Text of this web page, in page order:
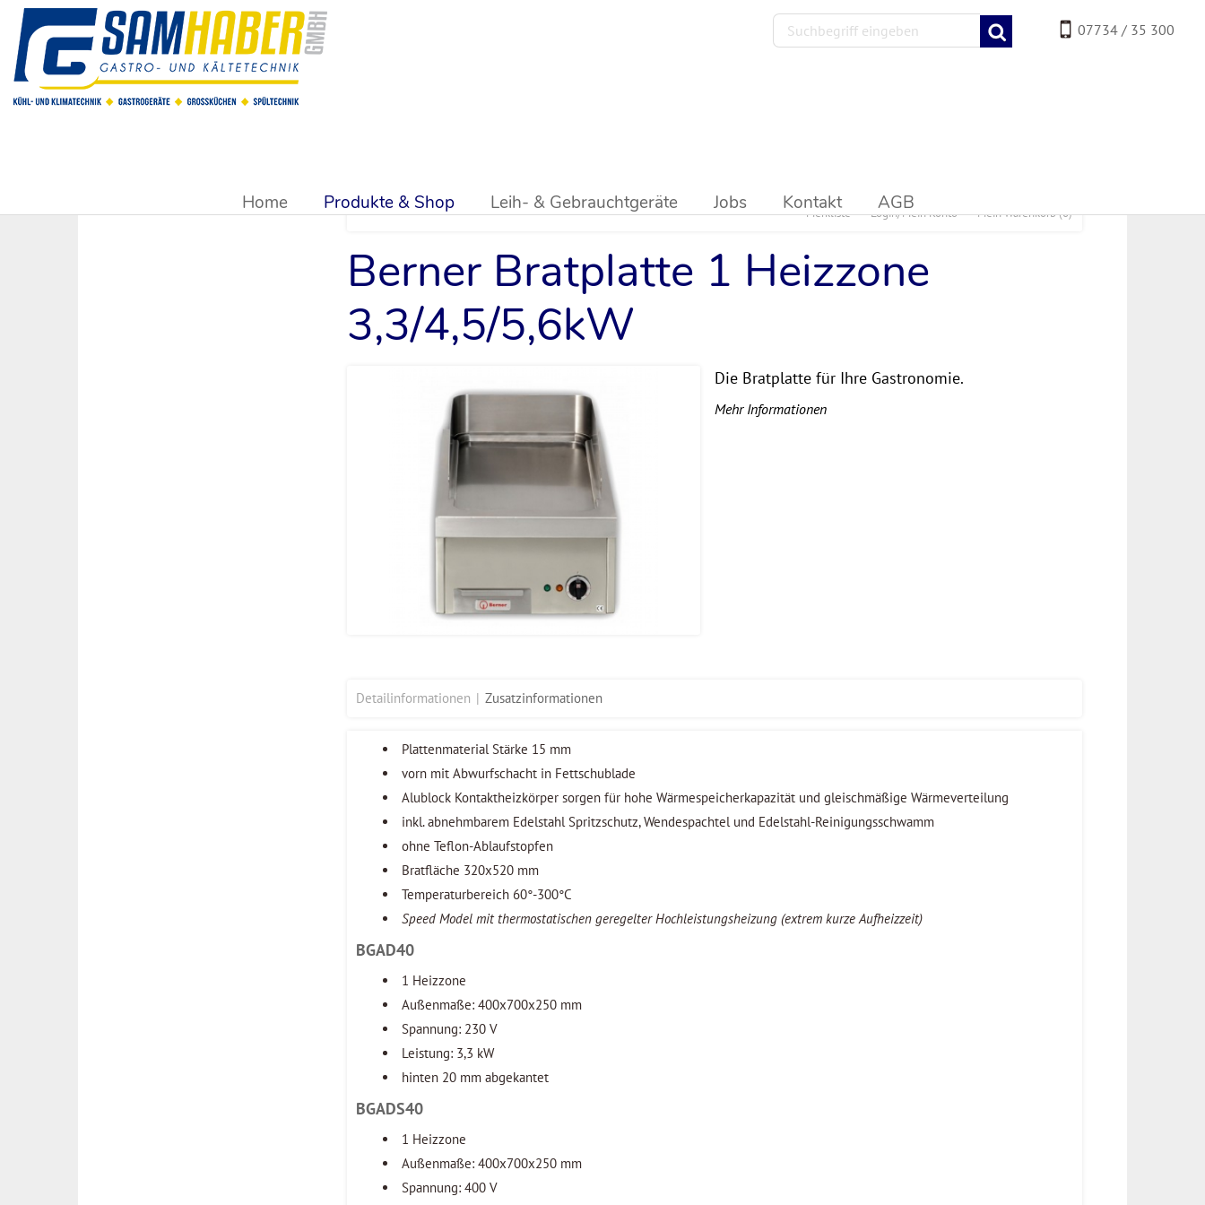
07734 / 35 300
Home Produkte & Shop Leih- & Gebrauchtgeräte Jobs Kontakt AGB Mein Warenkorb(0)
Login/Mein Konto
Merkliste
Berner Bratplatte 1 Heizzone
3,3/4,5/5,6kW
Die Bratplatte für Ihre Gastronomie.
Mehr Informationen
Detailinformationen Zusatzinformationen
Plattenmaterial Stärke 15 mm
vorn mit Abwurfschacht in Fettschublade
Alublock Kontaktheizkörper sorgen für hohe Wärmespeicherkapazität und gleischmäßige Wärmeverteilung
inkl. abnehmbarem Edelstahl Spritzschutz, Wendespachtel und Edelstahl-Reinigungsschwamm
ohne Teflon-Ablaufstopfen
Bratfläche 320x520 mm
Temperaturbereich 60°-300°C
Speed Model mit thermostatischen geregelter Hochleistungsheizung (extrem kurze Aufheizzeit)
BGAD40
1 Heizzone
Außenmaße: 400x700x250 mm
Spannung: 230 V
Leistung: 3,3 kW
hinten 20 mm abgekantet
BGADS40
1 Heizzone
Außenmaße: 400x700x250 mm
Spannung: 400 V